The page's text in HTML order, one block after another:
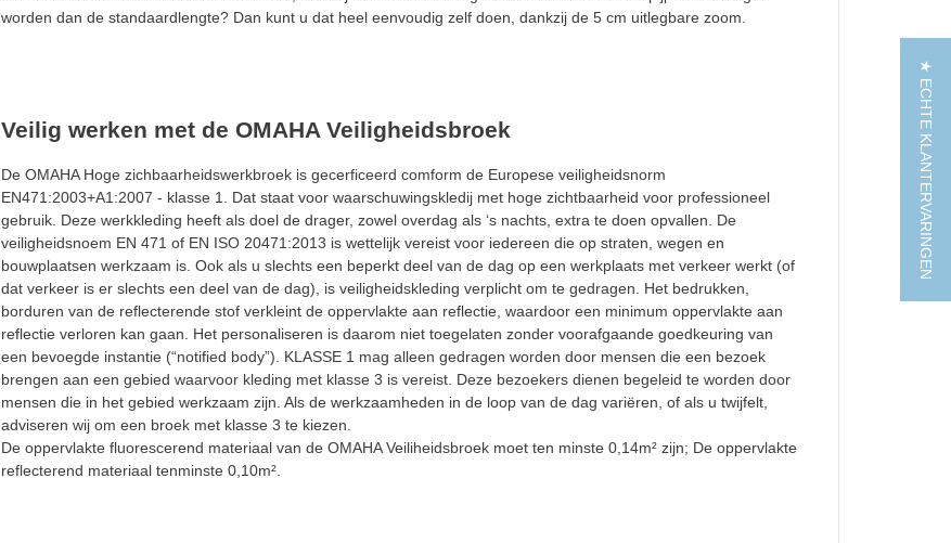
worden dan de standaardlengte? Dan kunt u dat heel eenvoudig zelf doen, dankzij de 5 cm uitlegbare zoom.
Veilig werken met de OMAHA Veiligheidsbroek
De OMAHA Hoge zichbaarheidswerkbroek is gecerficeerd comform de Europese veiligheidsnorm
EN471:2003+A1:2007 - klasse 1. Dat staat voor waarschuwingskledij met hoge zichtbaarheid voor professioneel
gebruik. Deze werkkleding heeft als doel de drager, zowel overdag als ‘s nachts, extra te doen opvallen. De
veiligheidsnoem EN 471 of EN ISO 20471:2013 is wettelijk vereist voor iedereen die op straten, wegen en
bouwplaatsen werkzaam is. Ook als u slechts een beperkt deel van de dag op een werkplaats met verkeer werkt (of
dat verkeer is er slechts een deel van de dag), is veiligheidskleding verplicht om te gedragen. Het bedrukken,
borduren van de reflecterende stof verkleint de oppervlakte aan reflectie, waardoor een minimum oppervlakte aan
reflectie verloren kan gaan. Het personaliseren is daarom niet toegelaten zonder voorafgaande goedkeuring van
een bevoegde instantie (“notified body”). KLASSE 1 mag alleen gedragen worden door mensen die een bezoek
brengen aan een gebied waarvoor kleding met klasse 3 is vereist. Deze bezoekers dienen begeleid te worden door
mensen die in het gebied werkzaam zijn. Als de werkzaamheden in de loop van de dag variëren, of als u twijfelt,
adviseren wij om een broek met klasse 3 te kiezen.
De oppervlakte fluorescerend materiaal van de OMAHA Veiliheidsbroek moet ten minste 0,14m² zijn; De oppervlakte
reflecterend materiaal tenminste 0,10m².
★ ECHTE KLANTERVARINGEN